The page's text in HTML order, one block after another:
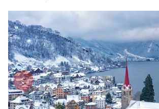
Start
Busreisen
Bus mieten
Kontakt